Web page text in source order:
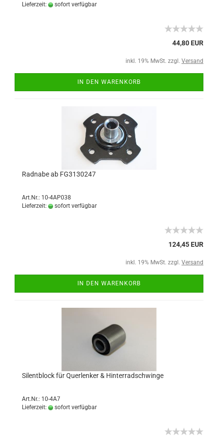
Lieferzeit: sofort verfügbar
44,80 EUR
inkl. 19% MwSt. zzgl. Versand
IN DEN WARENKORB
Radnabe ab FG3130247
Art.Nr.: 10-4AP038
Lieferzeit:
sofort verfügbar
124,45 EUR
inkl. 19% MwSt. zzgl. Versand
IN DEN WARENKORB
Silentblock für Querlenker & Hinterradschwinge
Art.Nr.: 10-4A7
Lieferzeit:
sofort verfügbar